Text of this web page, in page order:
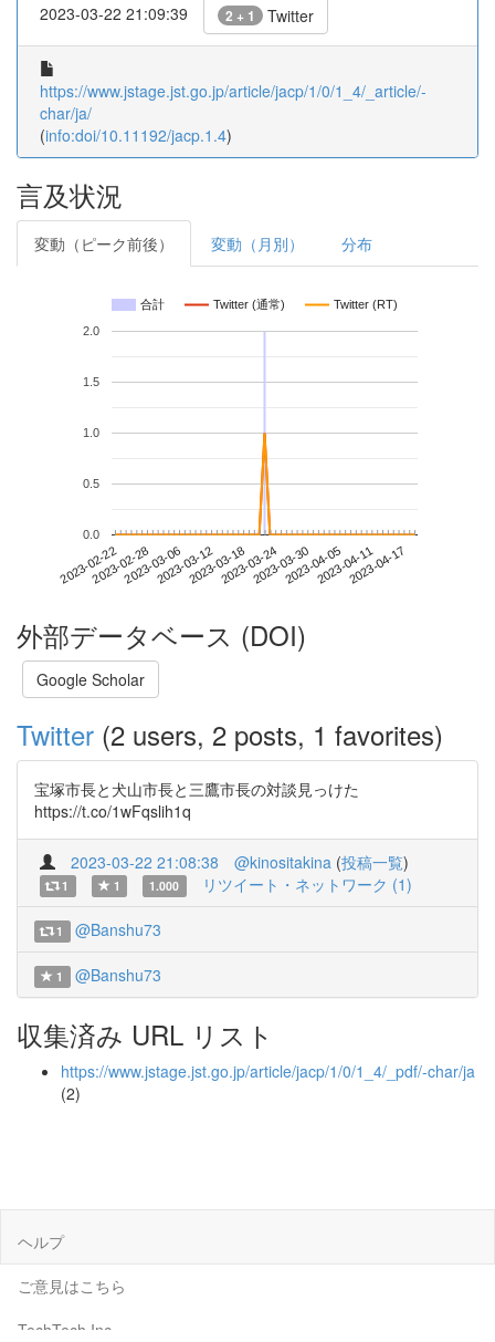
2023-03-22 21:09:39 2 + 1 Twitter
https://www.jstage.jst.go.jp/article/jacp/1/0/1_4/_article/-
char/ja/
(info:doi/10.11192/jacp.1.4)
言及状況
変動（ピーク前後） 変動（月別） 分布
合計 Twitter (通常) Twitter (RT)
2023-02-222023-02-282023-03-062023-03-122023-03-182023-03-242023-03-302023-04-052023-04-112023-04-17
0.0
0.5
1.0
1.5
2.0
外部データベース (DOI)
Google Scholar
Twitter (2 users, 2 posts, 1 favorites)
宝塚市長と犬山市長と三鷹市長の対談見っけた
https://t.co/1wFqslih1q
2023-03-22 21:08:38 @kinositakina (投稿一覧)
1 1 1.000 リツイート・ネットワーク (1)
1 @Banshu73
1 @Banshu73
収集済み URL リスト
https://www.jstage.jst.go.jp/article/jacp/1/0/1_4/_pdf/-char/ja
(2)
ヘルプ
ご意見はこちら
TechTech Inc.